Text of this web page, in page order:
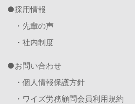
採用情報
・先輩の声
・社内制度
お問い合わせ
・個人情報保護方針
・ワイズ労務顧問会員利用規約